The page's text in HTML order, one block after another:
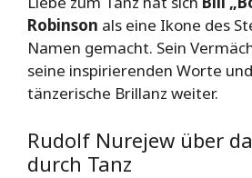
Robinson als eine Ikone des
Namen gemacht. Sein
seine inspirierenden Worte
tänzerische Brillanz weiter.
Rudolf Nurejew über
durch Tanz